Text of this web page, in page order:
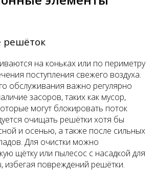
решёток
на коньках или по периметру
поступления свежего воздуха.
обслуживания важно регулярно
засоров, таких как мусор,
могут блокировать поток
очищать решётки хотя бы
и осенью, а также после сильных
Для очистки можно
щётку или пылесос с насадкой для
избегая повреждений решётки.